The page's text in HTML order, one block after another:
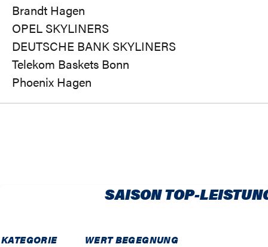
Brandt Hagen
OPEL SKYLINERS
DEUTSCHE BANK SKYLINERS
Telekom Baskets Bonn
Phoenix Hagen
SAISON TOP-
KATEGORIE WERTBEGEGNUNG